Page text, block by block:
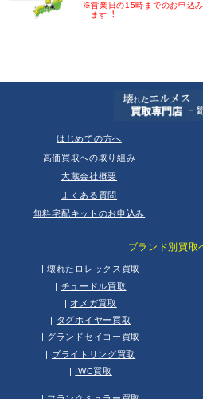
※営業日の15時までのお申込
ます︕
はじめての方へ
高価買取への取り組み
大蔵会社概要
よくある質問
無料宅配キットのお申込み
ブランド別買取
|壊れたロレックス買取
| チュードル買取
| オメガ買取
| タグホイヤー買取
グランドセイコー買取
| ブライトリング買取
| IWC買取